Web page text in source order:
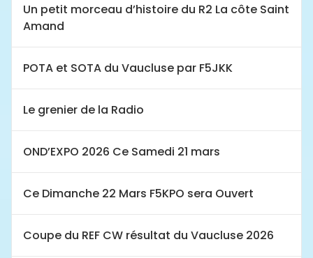
Un petit morceau d’histoire du R2 La côte Saint
Amand
POTA et SOTA du Vaucluse par F5JKK
Le grenier de la Radio
OND’EXPO 2026 Ce Samedi 21 mars
Ce Dimanche 22 Mars F5KPO sera Ouvert
Coupe du REF CW résultat du Vaucluse 2026